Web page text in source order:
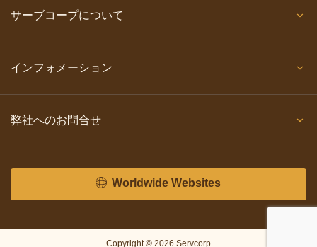
サーブコープについて
インフォメーション
弊社へのお問合せ
Worldwide Websites
Copyright © 2026 Servcorp